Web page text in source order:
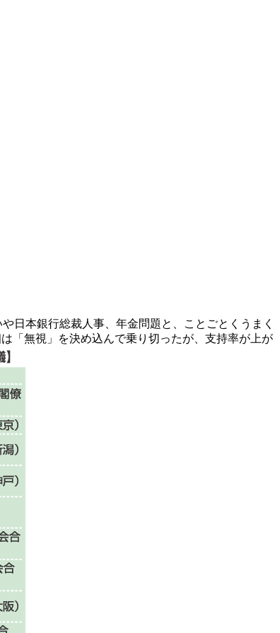
日本銀行総裁人事、年金問題と、ことごとくうまく
「無視」を決め込んで乗り切ったが、支持率が上が